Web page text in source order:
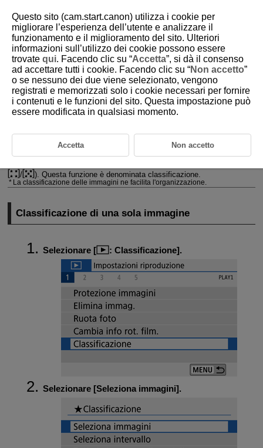
D101-125
Classificazione delle immagini
Classificazione di una sola immagine
Classificazione di tutte le immagini di una cartella o scheda
/
). Questa funzione è denominata classificazione.
La classificazione delle immagini ne facilita l'organizzazione.
Classificazione di una sola immagine
Selezionare [ : Classificazione].
Selezionare [Seleziona immagini].
Questo sito (cam.start.canon) utilizza i cookie per
migliorare l’esperienza dell’utente e analizzare il
funzionamento e il miglioramento del sito. Ulteriori
informazioni sull’utilizzo dei cookie possono essere
trovate qui. Facendo clic su “Accetta”, si dà il consenso
ad accettare tutti i cookie. Facendo clic su “Non accetto”
o se nessuno dei due viene selezionato, vengono
registrati e memorizzati solo i cookie necessari per fornire
i contenuti e le funzioni del sito. Questa impostazione può
essere modificata in qualsiasi momento.
Accetta Non accetto